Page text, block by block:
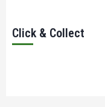
Click & Collect